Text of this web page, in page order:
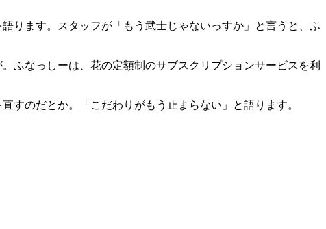
ります。スタッフが「もう武士じゃないっすか」と言うと、ふ
ふなっしーは、花の定額制のサブスクリプションサービスを利
すのだとか。「こだわりがもう止まらない」と語ります。